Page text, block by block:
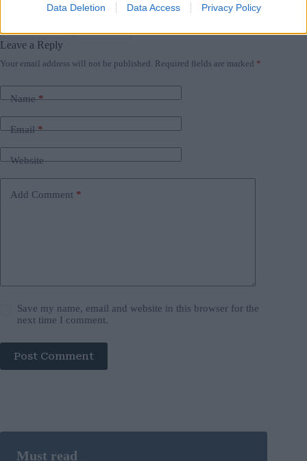
Data Deletion Data Access Privacy Policy
governo ungherese # legge # lgbtq in ungheria
Leave a Reply
Your email address will not be published. Required fields are marked *
Name*
Email*
Website
Add Comment *
Save my name, email and website in this browser for the
next time I comment.
Post Comment